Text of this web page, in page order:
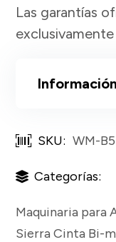
Las garantías
SKU: WM-
Categorías:
Maquinaria para
Sierra Cinta Bi-